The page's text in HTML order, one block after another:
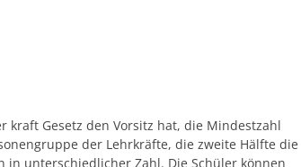
kraft Gesetz den Vorsitz hat, die Mindestzahl
der Lehrkräfte, die zweite Hälfte die
unterschiedlicher Zahl. Die Schüler können